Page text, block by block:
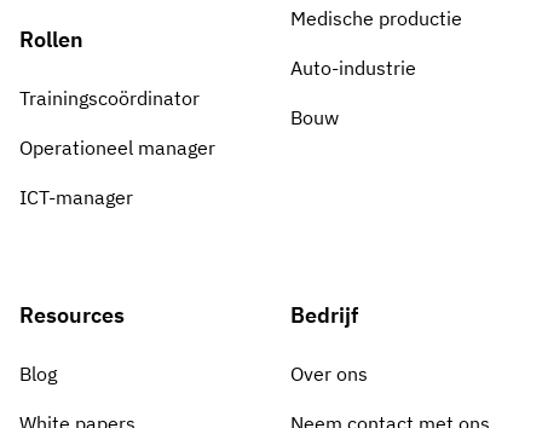
Rollen
Trainingscoördinator
Operationeel manager
ICT-manager
Medische productie
Auto-industrie
Bouw
Resources
Blog
Bedrijf
Over ons